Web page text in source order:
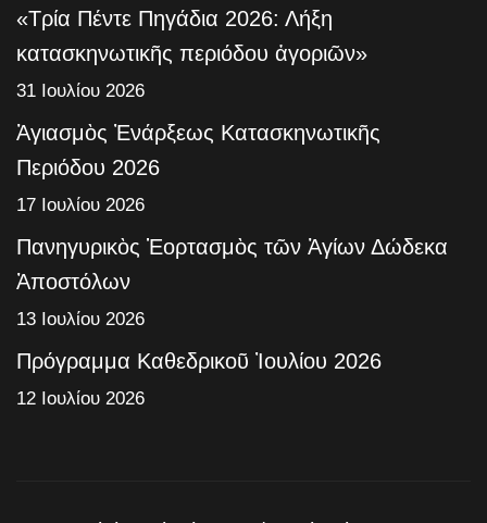
«Τρία Πέντε Πηγάδια 2026: Λήξη
κατασκηνωτικῆς περιόδου ἀγοριῶν»
31 Ιουλίου 2026
Ἁγιασμὸς Ἐνάρξεως Κατασκηνωτικῆς
Περιόδου 2026
17 Ιουλίου 2026
Πανηγυρικὸς Ἑορτασμὸς τῶν Ἁγίων Δώδεκα
Ἀποστόλων
13 Ιουλίου 2026
Πρόγραμμα Καθεδρικοῦ Ἰουλίου 2026
12 Ιουλίου 2026